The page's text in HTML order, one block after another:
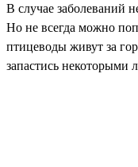
В случае заболеваний
Но не всегда можно
птицеводы живут за
запастись некоторыми